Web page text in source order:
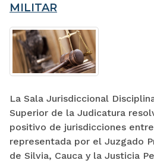
MILITAR
La Sala Jurisdiccional
Superior de la Judicatura
positivo de jurisdicciones
representada por el Juzgado
de Silvia, Cauca y la Justicia